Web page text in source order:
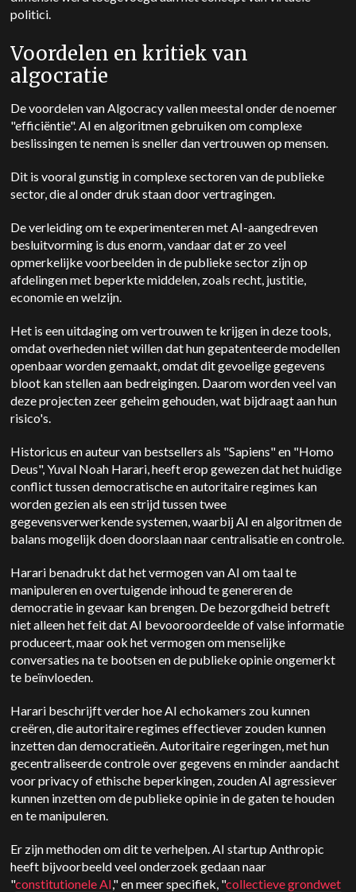
politici.
Voordelen en kritiek van
algocratie
De voordelen van Algocracy vallen meestal onder de noemer
"efficiëntie". AI en algoritmen gebruiken om complexe
beslissingen te nemen is sneller dan vertrouwen op mensen.
Dit is vooral gunstig in complexe sectoren van de publieke
sector, die al onder druk staan door vertragingen.
De verleiding om te experimenteren met AI-aangedreven
besluitvorming is dus enorm, vandaar dat er zo veel
opmerkelijke voorbeelden in de publieke sector zijn op
afdelingen met beperkte middelen, zoals recht, justitie,
economie en welzijn.
Het is een uitdaging om vertrouwen te krijgen in deze tools,
omdat overheden niet willen dat hun gepatenteerde modellen
openbaar worden gemaakt, omdat dit gevoelige gegevens
bloot kan stellen aan bedreigingen. Daarom worden veel van
deze projecten zeer geheim gehouden, wat bijdraagt aan hun
risico's.
Historicus en auteur van bestsellers als "Sapiens" en "Homo
Deus", Yuval Noah Harari, heeft erop gewezen dat het huidige
conflict tussen democratische en autoritaire regimes kan
worden gezien als een strijd tussen twee
gegevensverwerkende systemen, waarbij AI en algoritmen de
balans mogelijk doen doorslaan naar centralisatie en controle.
Harari benadrukt dat het vermogen van AI om taal te
manipuleren en overtuigende inhoud te genereren de
democratie in gevaar kan brengen. De bezorgdheid betreft
niet alleen het feit dat AI bevooroordeelde of valse informatie
produceert, maar ook het vermogen om menselijke
conversaties na te bootsen en de publieke opinie ongemerkt
te beïnvloeden.
Harari beschrijft verder hoe AI echokamers zou kunnen
creëren, die autoritaire regimes effectiever zouden kunnen
inzetten dan democratieën. Autoritaire regeringen, met hun
gecentraliseerde controle over gegevens en minder aandacht
voor privacy of ethische beperkingen, zouden AI agressiever
kunnen inzetten om de publieke opinie in de gaten te houden
en te manipuleren.
Er zijn methoden om dit te verhelpen. AI startup Anthropic
heeft bijvoorbeeld veel onderzoek gedaan naar
"constitutionele AI," en meer specifiek, "collectieve grondwet